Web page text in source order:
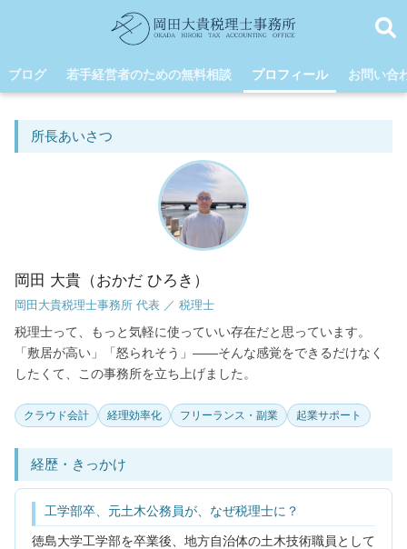
ブログ 若手経営者のための無料相談 プロフィール お問い合
所長あいさつ
岡田 大貴（おかだ ひろき）
岡田大貴税理士事務所 代表 ／ 税理士
税理士って、もっと気軽に使っていい存在だと思っています。
「敷居が高い」「怒られそう」――そんな感覚をできるだけなく
したくて、この事務所を立ち上げました。
クラウド会計 経理効率化 フリーランス・副業 起業サポート
経歴・きっかけ
工学部卒、元土木公務員が、なぜ税理士に？
徳島大学工学部を卒業後、地方自治体の土木技術職員として